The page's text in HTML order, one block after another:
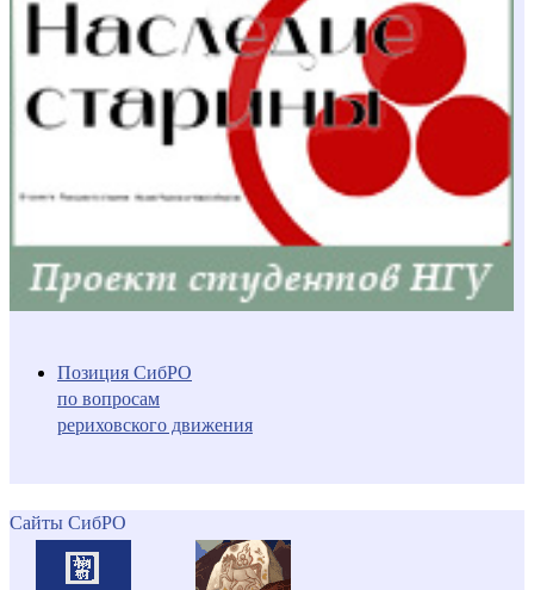
Позиция СибРО
по вопросам
рериховского движения
Сайты СибРО